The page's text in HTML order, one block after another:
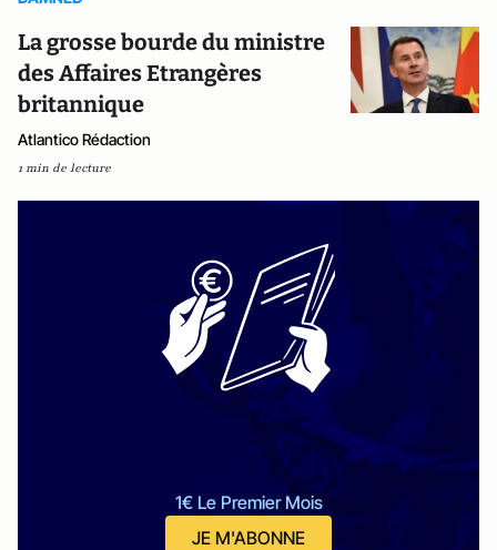
La grosse bourde du ministre
des Affaires Etrangères
britannique
Atlantico Rédaction
1 min de lecture
1€ Le Premier Mois
JE M'ABONNE